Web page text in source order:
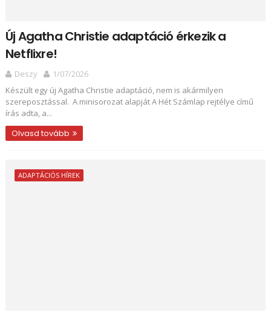
Új Agatha Christie adaptáció érkezik a
Netflixre!
Deszy
1/07/2026
Készült egy új Agatha Christie adaptáció, nem is akármilyen
szereposztással. A minisorozat alapját A Hét Számlap rejtélye című
írás adta, a...
Olvasd tovább
ADAPTÁCIÓS HÍREK